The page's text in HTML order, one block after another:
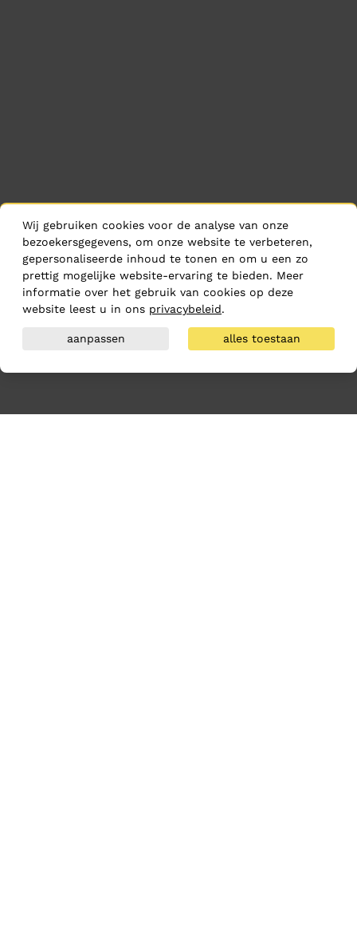
Wij gebruiken cookies voor de analyse van onze
bezoekersgegevens, om onze website te verbeteren,
gepersonaliseerde inhoud te tonen en om u een zo
prettig mogelijke website-ervaring te bieden. Meer
informatie over het gebruik van cookies op deze
website leest u in ons privacybeleid.
aanpassen alles toestaan